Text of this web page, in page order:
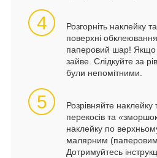
4
Розгорніть наклейку
поверхні
паперовий шар! Якщо
зайве. Слідкуйте за
були непомітними.
5
Розрівняйте
перекосів та
наклейку по
малярним
Дотримуйтесь